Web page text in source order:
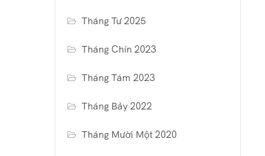
Tháng Tư 2025
Tháng Chín 2023
Tháng Tám 2023
Tháng Bảy 2022
Tháng Mười Một 2020